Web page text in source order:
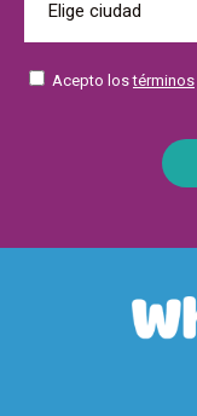
Acepto lostérminos